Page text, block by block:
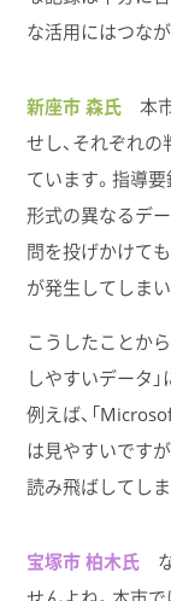
な活用にはつな
新座市 森氏 本
せし、それぞれ
ています。指導
形式の異なるデ
問を投げかけて
が発生してしまい
こうしたことから
しやすいデータ
例えば、「
は見やすいです
読み飛ばしてし
宝塚市 柏木氏